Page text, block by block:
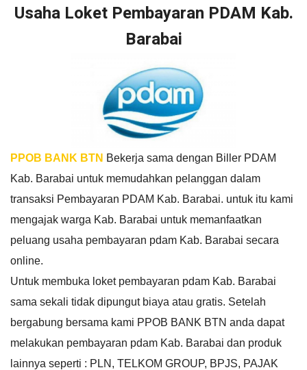
Usaha Loket Pembayaran PDAM Kab.
Barabai
PPOB BANK BTN Bekerja sama dengan Biller PDAM
Kab. Barabai untuk memudahkan pelanggan dalam
transaksi Pembayaran PDAM Kab. Barabai. untuk itu kami
mengajak warga Kab. Barabai untuk memanfaatkan
peluang usaha pembayaran pdam Kab. Barabai secara
online.
Untuk membuka loket pembayaran pdam Kab. Barabai
sama sekali tidak dipungut biaya atau gratis. Setelah
bergabung bersama kami PPOB BANK BTN anda dapat
melakukan pembayaran pdam Kab. Barabai dan produk
lainnya seperti : PLN, TELKOM GROUP, BPJS, PAJAK